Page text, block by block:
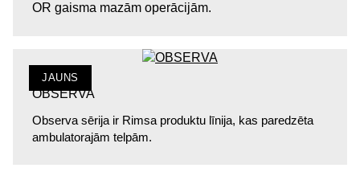
OR gaisma mazām operācijām.
JAUNS
OBSERVA
Observa sērija ir Rimsa produktu līnija, kas paredzēta
ambulatorajām telpām.